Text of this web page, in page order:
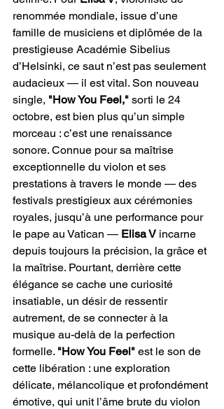
renommée mondiale, issue d’une
famille de musiciens et diplômée de la
prestigieuse Académie Sibelius
d’Helsinki, ce saut n’est pas seulement
audacieux — il est vital. Son nouveau
single, "How You Feel," sorti le 24
octobre, est bien plus qu’un simple
morceau : c’est une renaissance
sonore. Connue pour sa maîtrise
exceptionnelle du violon et ses
prestations à travers le monde — des
festivals prestigieux aux cérémonies
royales, jusqu’à une performance pour
le pape au Vatican — Elisa V incarne
depuis toujours la précision, la grâce et
la maîtrise. Pourtant, derrière cette
élégance se cache une curiosité
insatiable, un désir de ressentir
autrement, de se connecter à la
musique au-delà de la perfection
formelle. "How You Feel" est le son de
cette libération : une exploration
délicate, mélancolique et profondément
émotive, qui unit l’âme brute du violon